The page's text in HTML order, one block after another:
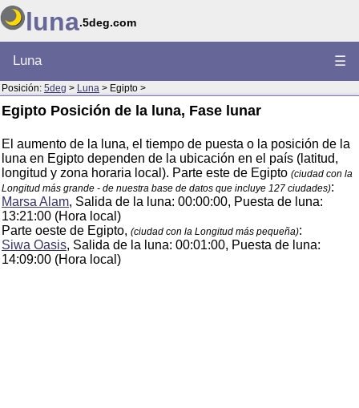
luna.5deg.com
Luna ☰
Posición: 5deg > Luna > Egipto >
Egipto Posición de la luna, Fase lunar
El aumento de la luna, el tiempo de puesta o la posición de la
luna en Egipto dependen de la ubicación en el país (latitud,
longitud y zona horaria local). Parte este de Egipto (ciudad con la
Longitud más grande - de nuestra base de datos que incluye 127 ciudades):
Marsa Alam, Salida de la luna: 00:00:00, Puesta de luna:
13:21:00 (Hora local)
Parte oeste de Egipto, (ciudad con la Longitud más pequeña):
Siwa Oasis, Salida de la luna: 00:01:00, Puesta de luna:
14:09:00 (Hora local)